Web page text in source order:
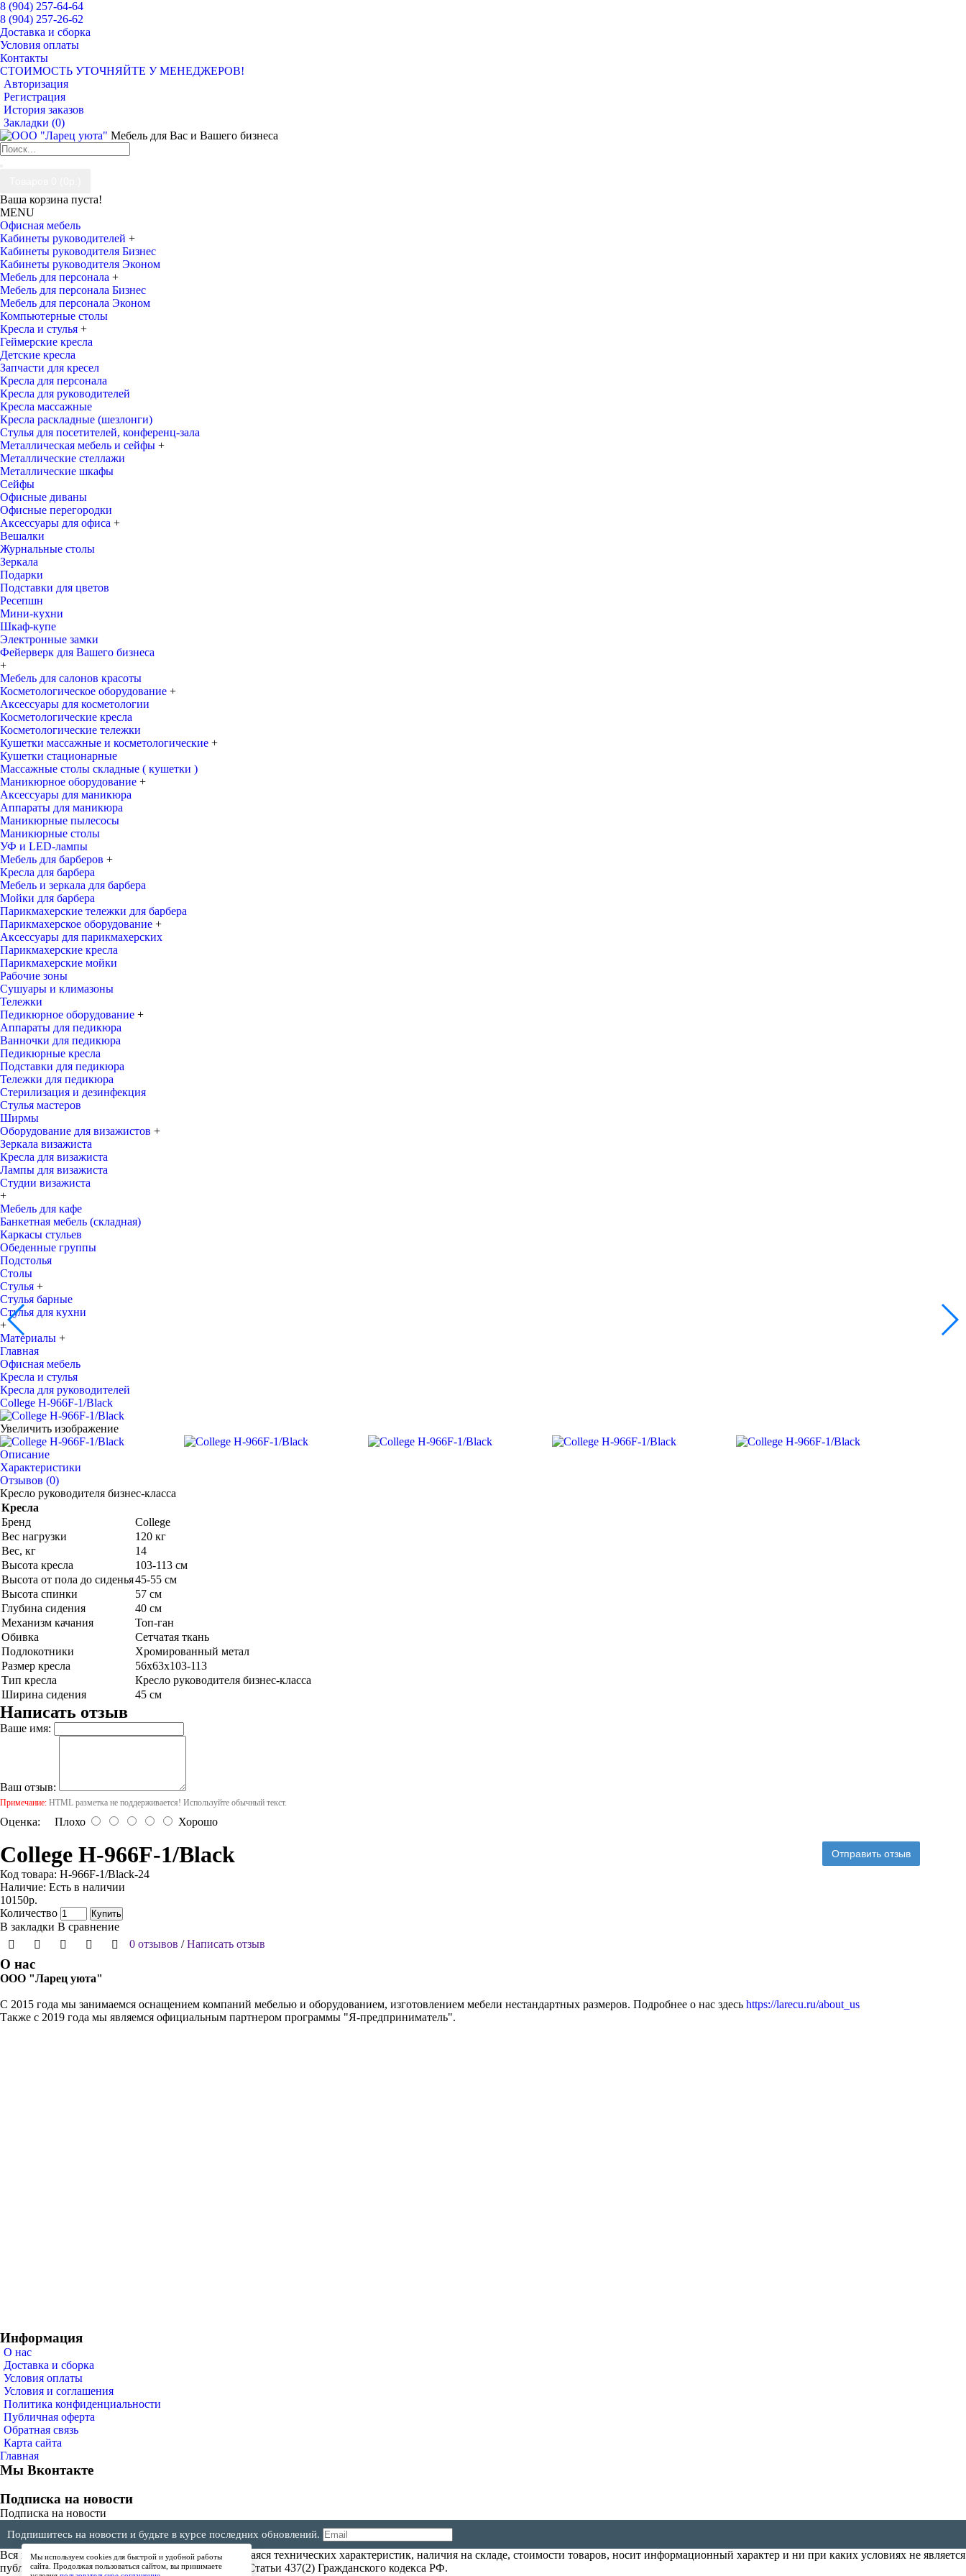
8 (904) 257-64-64
8 (904) 257-26-62
Доставка и сборка
Условия оплаты
Контакты
СТОИМОСТЬ УТОЧНЯЙТЕ У МЕНЕДЖЕРОВ!
Авторизация
Регистрация
История заказов
Закладки (0)
Мебель для Вас и Вашего бизнеса
Ваша корзина пуста!
MENU
Офисная мебель
Кабинеты руководителей +
Кабинеты руководителя Бизнес
Кабинеты руководителя Эконом
Мебель для персонала +
Мебель для персонала Бизнес
Мебель для персонала Эконом
Компьютерные столы
Кресла и стулья +
Геймерские кресла
Детские кресла
Запчасти для кресел
Кресла для персонала
Кресла для руководителей
Кресла массажные
Кресла раскладные (шезлонги)
Стулья для посетителей, конференц-зала
Металлическая мебель и сейфы +
Металлические стеллажи
Металлические шкафы
Сейфы
Офисные диваны
Офисные перегородки
Аксессуары для офиса +
Вешалки
Журнальные столы
Зеркала
Подарки
Подставки для цветов
Ресепшн
Мини-кухни
Шкаф-купе
Электронные замки
Фейерверк для Вашего бизнеса
+
Мебель для салонов красоты
Косметологическое оборудование +
Аксессуары для косметологии
Косметологические кресла
Косметологические тележки
Кушетки массажные и косметологические +
Кушетки стационарные
Массажные столы складные ( кушетки )
Маникюрное оборудование +
Аксессуары для маникюра
Аппараты для маникюра
Маникюрные пылесосы
Маникюрные столы
УФ и LED-лампы
Мебель для барберов +
Кресла для барбера
Мебель и зеркала для барбера
Мойки для барбера
Парикмахерские тележки для барбера
Парикмахерское оборудование +
Аксессуары для парикмахерских
Парикмахерские кресла
Парикмахерские мойки
Рабочие зоны
Сушуары и климазоны
Тележки
Педикюрное оборудование +
Аппараты для педикюра
Ванночки для педикюра
Педикюрные кресла
Подставки для педикюра
Тележки для педикюра
Стерилизация и дезинфекция
Стулья мастеров
Ширмы
Оборудование для визажистов +
Зеркала визажиста
Кресла для визажиста
Лампы для визажиста
Студии визажиста
+
Мебель для кафе
Банкетная мебель (складная)
Каркасы стульев
Обеденные группы
Подстолья
Столы
Стулья +
Стулья барные
Стулья для кухни
+
Материалы +
Главная
Офисная мебель
Кресла и стулья
Кресла для руководителей
College H-966F-1/Black
Увеличить изображение
Описание
Характеристики
Отзывов (0)
Кресло руководителя бизнес-класса
Кресла
Бренд
College
Вес нагрузки
120 кг
Вес, кг
14
Высота кресла
103-113 см
Высота от пола до сиденья45-55 см
Высота спинки
57 см
Глубина сидения
40 см
Механизм качания
Топ-ган
Обивка
Cетчатая ткань
Подлокотники
Хромированный метал
Размер кресла
56x63x103-113
Тип кресла
Кресло руководителя бизнес-класса
Ширина сидения
45 см
Написать отзыв
Ваше имя:
Ваш отзыв:
Примечание: HTML разметка не поддерживается! Используйте обычный текст.
Оценка: Плохо Хорошо
Отправить отзыв
College H-966F-1/Black
Код товара: H-966F-1/Black-24
Наличие: Есть в наличии
10150р.
Количество
Купить
В закладки В сравнение
0 отзывов /Написать отзыв
О нас
ООО "Ларец уюта"
С 2015 года мы занимаемся оснащением компаний мебелью и оборудованием, изготовлением мебели нестандартных размеров. Подробнее о нас здесь https://larecu.ru/about_us
Также с 2019 года мы являемся официальным партнером программы "Я-предприниматель".
Информация
О нас
Доставка и сборка
Условия оплаты
Условия и соглашения
Политика конфиденциальности
Публичная оферта
Обратная связь
Карта сайта
Главная
Мы Вконтакте
Подписка на новости
Подписка на новости
Подпишитесь на новости и будьте в курсе последних обновлений.
Вся представленная на сайте информация, касающаяся технических характеристик, наличия на складе, стоимости товаров, носит информационный характер и ни при каких условиях не является
публичной офертой, определяемой положениями Статьи 437(2) Гражданского кодекса РФ.
Мы используем cookies для быстрой и удобной работы
сайта. Продолжая пользоваться сайтом, вы принимаете